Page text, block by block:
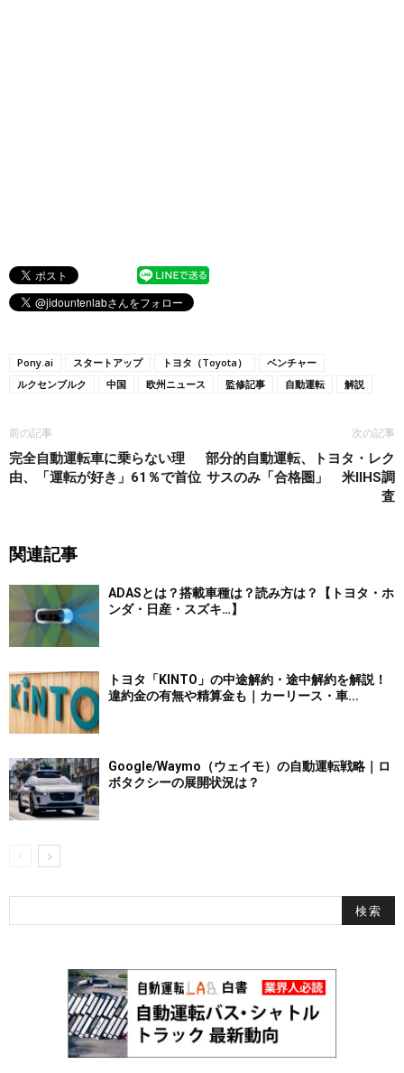
Pony.ai スタートアップ トヨタ（Toyota）
ベンチャー
ルクセンブルク
中国 欧州ニュース 監修記事 自動運転 解説
前の記事
完全自動運転車に乗らない理
由、「運転が好き」61％で首位
次の記事
部分的自動運転、トヨタ・レク
サスのみ「合格圏」 米IIHS調
査
関連記事
ADASとは？搭載車種は？読み方は？【トヨタ・ホ
ンダ・日産・スズキ…】
トヨタ「KINTO」の中途解約・途中解約を解説！
違約金の有無や精算金も｜カーリース・車...
Google/Waymo（ウェイモ）の自動運転戦略｜ロ
ボタクシーの展開状況は？